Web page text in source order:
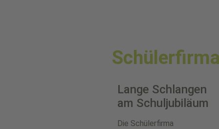
Lange Schlangen
am Schuljubiläum
Die Schülerfirma